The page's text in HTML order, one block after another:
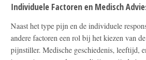
Individuele Factoren en Medisch
Naast het type pijn en de individuele
andere factoren een rol bij het kiezen van
pijnstiller. Medische geschiedenis, leeftijd,